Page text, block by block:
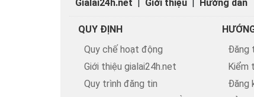
Gialai24h.net | Giới thiệu | Hướng dẫn
QUY ĐỊNH
Quy chế hoạt động
Giới thiệu gialai24h.net
Quy trình đăng tin
Đăng
Kiểm
Đăng